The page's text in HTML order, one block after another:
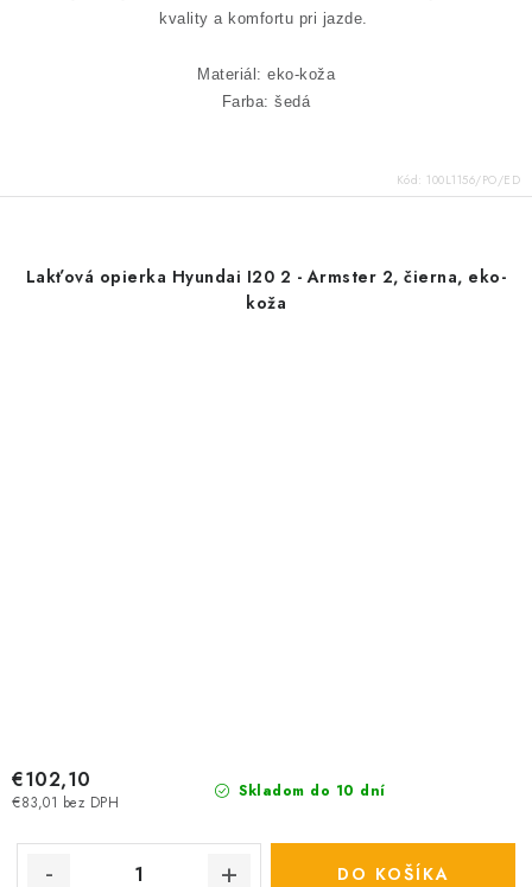
kvality a komfortu pri jazde.
Materiál: eko-koža
Farba: šedá
Kód: 100L1156/PO/ED
Lakťová opierka Hyundai I20 2 - Armster 2, čierna, eko-
koža
Skladom do 10 dní
€83,01 bez DPH
€102,10
DO KOŠÍKA